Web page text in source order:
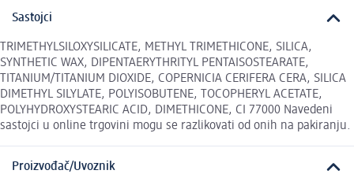
Sastojci
TRIMETHYLSILOXYSILICATE, METHYL TRIMETHICONE, SILICA,
SYNTHETIC WAX, DIPENTAERYTHRITYL PENTAISOSTEARATE,
TITANIUM/TITANIUM DIOXIDE, COPERNICIA CERIFERA CERA, SILICA
DIMETHYL SILYLATE, POLYISOBUTENE, TOCOPHERYL ACETATE,
POLYHYDROXYSTEARIC ACID, DIMETHICONE, CI 77000 Navedeni
sastojci u online trgovini mogu se razlikovati od onih na pakiranju.
Proizvođač/Uvoznik